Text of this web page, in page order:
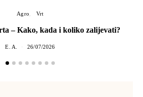
Agro Vrt
– Kako, kada i koliko zalijevati?
E. A. 26/07/2026